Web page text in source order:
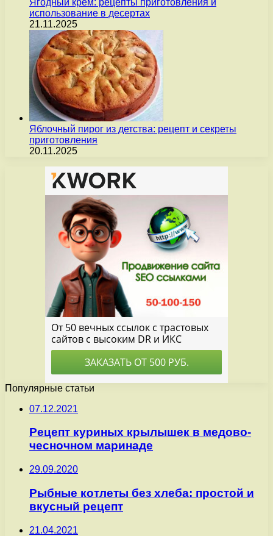
использование в десертах
21.11.2025
Яблочный пирог из детства: рецепт и секреты
приготовления
20.11.2025
Популярные статьи
07.12.2021
Рецепт куриных крылышек в медово-
чесночном маринаде
29.09.2020
Рыбные котлеты без хлеба: простой и
вкусный рецепт
21.04.2021